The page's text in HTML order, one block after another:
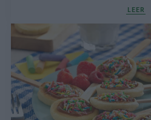
LEER